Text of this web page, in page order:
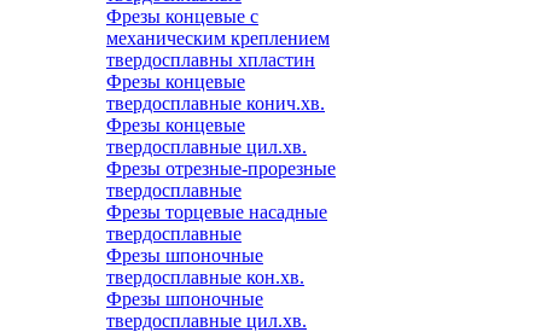
Фрезы концевые с
механическим креплением
твердосплавны хпластин
Фрезы концевые
твердосплавные конич.хв.
Фрезы концевые
твердосплавные цил.хв.
Фрезы отрезные-прорезные
твердосплавные
Фрезы торцевые насадные
твердосплавные
Фрезы шпоночные
твердосплавные кон.хв.
Фрезы шпоночные
твердосплавные цил.хв.